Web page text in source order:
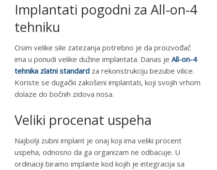
Implantati pogodni za All-on-4
tehniku
Osim velike sile zatezanja potrebno je da proizvođač
ima u ponudi velike dužine implantata. Danas je All-on-4
tehnika zlatni standard za rekonstrukciju bezube vilice.
Koriste se dugački zakošeni implantati, koji svojih vrhom
dolaze do bočnih zidova nosa.
Veliki procenat uspeha
Najbolji zubni implant je onaj koji ima veliki procent
uspeha, odnosno da ga organizam ne odbacuje. U
ordinaciji biramo implante kod kojih je integracija sa